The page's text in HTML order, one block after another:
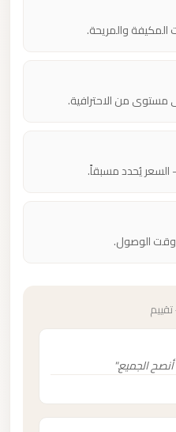
والمريحة.
من الاحترافية.
يُحدد مسبقاً.
الوصول.
الجميع."